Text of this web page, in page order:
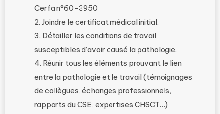
Cerfa n°60-3950
Joindre le certificat médical initial.
Détailler les conditions de travail
susceptibles d’avoir causé la pathologie.
Réunir tous les éléments prouvant le lien
entre la pathologie et le travail (témoignages
de collègues, échanges professionnels,
rapports du CSE, expertises CHSCT…)